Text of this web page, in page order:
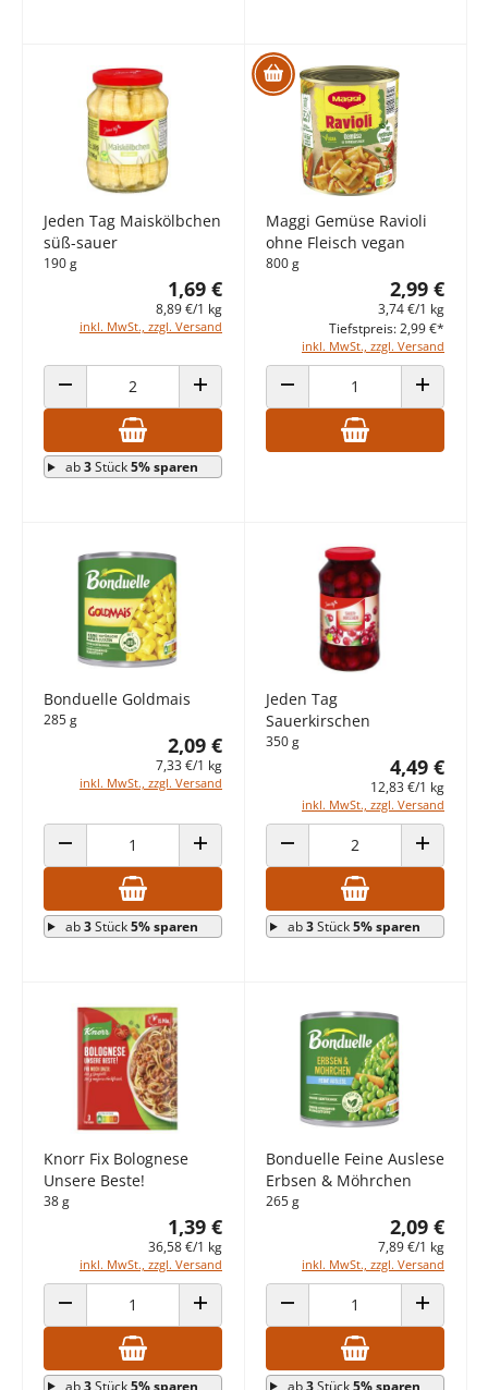
Jeden Tag Maiskölbchen
süß-sauer
190 g
1,69 €
8,89 €/1 kg
inkl. MwSt., zzgl. Versand
ANZAHL VERRINGERN ANZAHL ERHÖHEN
ab3Stück5% sparen
Maggi Gemüse Ravioli
ohne Fleisch vegan
800 g
2,99 €
3,74 €/1 kg
inkl. MwSt., zzgl. Versand
Tiefstpreis: 2,99 €*
ANZAHL VERRINGERN ANZAHL
Bonduelle Goldmais
285 g
2,09 €
7,33 €/1 kg
inkl. MwSt., zzgl. Versand
ANZAHL VERRINGERN ANZAHL ERHÖHEN
ab3Stück5% sparen
Jeden Tag
Sauerkirschen
350 g
4,49 €
12,83 €/1 kg
inkl. MwSt., zzgl. Versand
ANZAHL VERRINGERN ANZAHL
ab3Stück5% sparen
Knorr Fix Bolognese
Unsere Beste!
38 g
1,39 €
36,58 €/1 kg
inkl. MwSt., zzgl. Versand
ANZAHL VERRINGERN ANZAHL ERHÖHEN
ab3Stück5% sparen
Bonduelle Feine Auslese
Erbsen & Möhrchen
265 g
2,09 €
7,89 €/1 kg
inkl. MwSt., zzgl. Versand
ANZAHL VERRINGERN ANZAHL
ab3Stück5% sparen